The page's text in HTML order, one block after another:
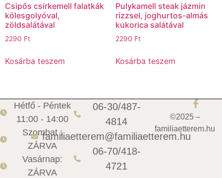
Csipős csirkemell falatkák
kölesgolyóval,
zöldsalátával
2290 Ft
Kosárba teszem
Pulykamell steak jázmin
rizzsel, joghurtos-almás
kukorica salátával
2290 Ft
Kosárba teszem
Hétfő - Péntek
11:00 - 14:00
Szombat :
ZÁRVA
Vasárnap:
ZÁRVA
06-30/487-
4814
familiaetterem@familiaetterem.hu
06-70/418-
4721
©2025 –
familiaetterem.hu